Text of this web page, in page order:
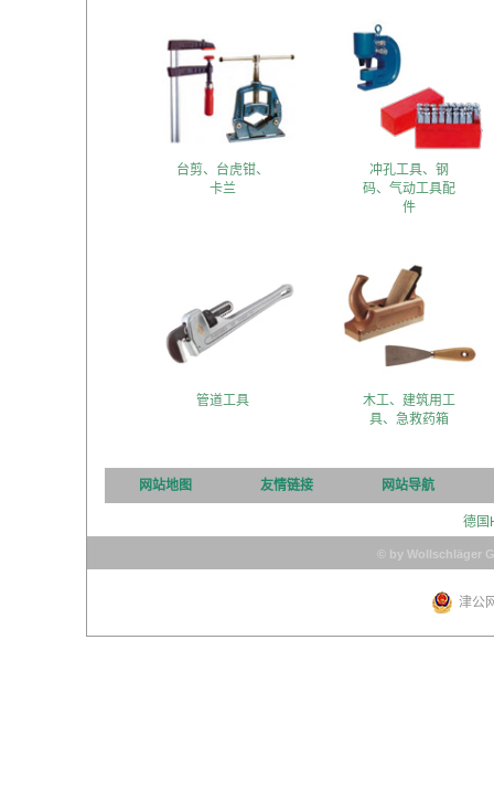
台剪、台虎钳、
卡兰
冲孔工具、钢
码、气动工具配
件
管道工具
木工、建筑用工
具、急救药箱
网站地图 友情链接 网站导航
德国
© by Wollschläger
津公